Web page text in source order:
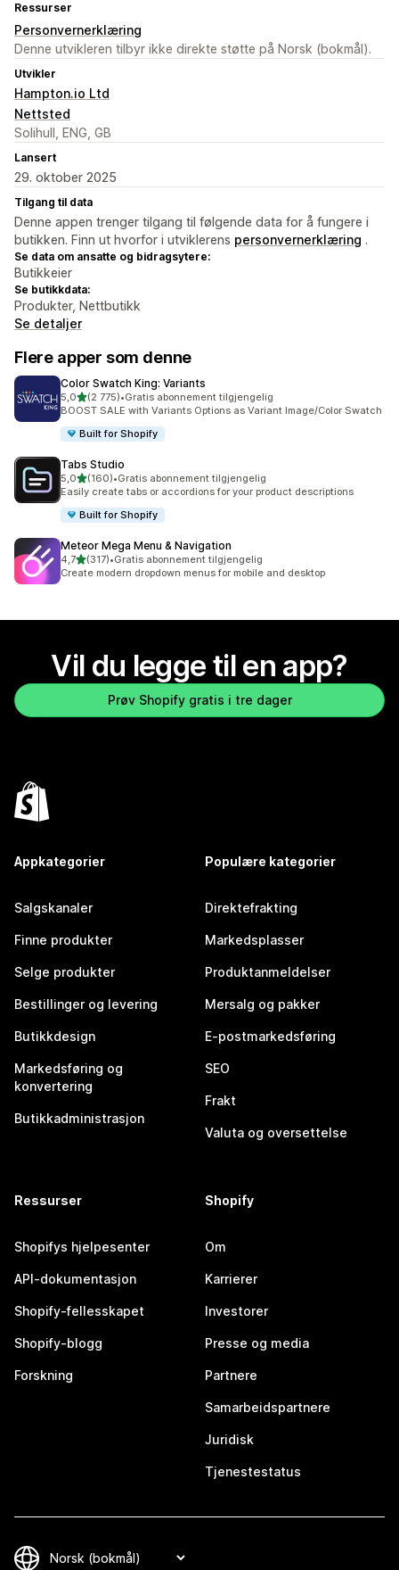
Ressurser
Personvernerklæring
Denne utvikleren tilbyr ikke direkte støtte på Norsk (bokmål).
Utvikler
Hampton.io Ltd
Nettsted
Solihull, ENG, GB
Lansert
29. oktober 2025
Tilgang til data
Denne appen trenger tilgang til følgende data for å fungere i
butikken. Finn ut hvorfor i utviklerens personvernerklæring .
Se data om ansatte og bidragsytere:
Butikkeier
Se butikkdata:
Produkter, Nettbutikk
Se detaljer
Flere apper som denne
Color Swatch King: Variants
5,0av 5 stjerner
(2 775)
Totalt 2775 omtaler
•Gratis abonnement tilgjengelig
BOOST SALE with Variants Options as Variant Image/Color Swatch
Built for Shopify
Tabs Studio
5,0av 5 stjerner
(160)
Totalt 160 omtaler
•Gratis abonnement tilgjengelig
Easily create tabs or accordions for your product descriptions
Built for Shopify
Meteor Mega Menu & Navigation
4,7av 5 stjerner
(317)
Totalt 317 omtaler
•Gratis abonnement tilgjengelig
Create modern dropdown menus for mobile and desktop
Vil du legge til en app?
Prøv Shopify gratis i tre dager
Appkategorier
Salgskanaler
Finne produkter
Selge produkter
Bestillinger og levering
Butikkdesign
Markedsføring og
konvertering
Butikkadministrasjon
Populære kategorier
Direktefrakting
Markedsplasser
Produktanmeldelser
Mersalg og pakker
E-postmarkedsføring
SEO
Frakt
Valuta og oversettelse
Ressurser
Shopifys hjelpesenter
API-dokumentasjon
Shopify-fellesskapet
Shopify-blogg
Forskning
Shopify
Om
Karrierer
Investorer
Presse og media
Partnere
Samarbeidspartnere
Juridisk
Tjenestestatus